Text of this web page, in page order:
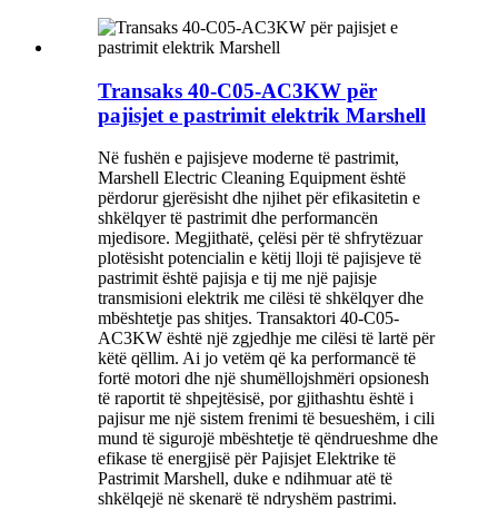
Transaks 40-C05-AC3KW për
pajisjet e pastrimit elektrik Marshell
Në fushën e pajisjeve moderne të pastrimit,
Marshell Electric Cleaning Equipment është
përdorur gjerësisht dhe njihet për efikasitetin e
shkëlqyer të pastrimit dhe performancën
mjedisore. Megjithatë, çelësi për të shfrytëzuar
plotësisht potencialin e këtij lloji të pajisjeve të
pastrimit është pajisja e tij me një pajisje
transmisioni elektrik me cilësi të shkëlqyer dhe
mbështetje pas shitjes. Transaktori 40-C05-
AC3KW është një zgjedhje me cilësi të lartë për
këtë qëllim. Ai jo vetëm që ka performancë të
fortë motori dhe një shumëllojshmëri opsionesh
të raportit të shpejtësisë, por gjithashtu është i
pajisur me një sistem frenimi të besueshëm, i cili
mund të sigurojë mbështetje të qëndrueshme dhe
efikase të energjisë për Pajisjet Elektrike të
Pastrimit Marshell, duke e ndihmuar atë të
shkëlqejë në skenarë të ndryshëm pastrimi.